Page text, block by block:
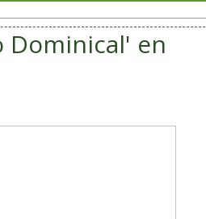
Dominical' en